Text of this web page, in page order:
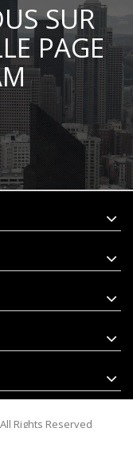
SUR
PAGE
Rights Reserved